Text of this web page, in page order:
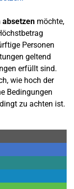
absetzen möchte,
Personen
geltend
erfüllt sind.
wie hoch der
Bedingungen
zu achten ist.